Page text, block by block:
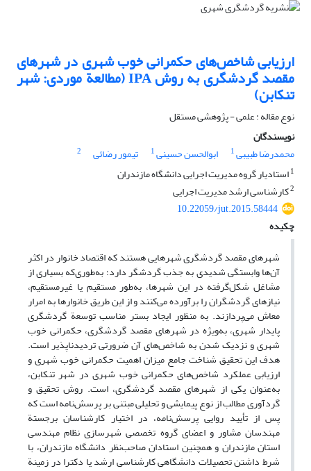
ارزیابی شاخص‌های حکمرانی خوب شهری در شهرهای
مقصد گردشگری به روش IPA (مطالعة موردی: شهر
تنکابن)
نوع مقاله : علمی - پژوهشی مستقل
نویسندگان
محمدرضا طبیبی1 ابوالحسن حسینی1 تیمور رضائی
2
1استادیار گروه مدیریت اجرایی دانشگاه مازندران
2کارشناسی ارشد مدیریت اجرایی
10.22059/jut.2015.58444
چکیده
شهرهای مقصد گردشگری شهرهایی هستند که اقتصاد خانوار در اکثر
آن‌ها وابستگی شدیدی به جذب گردشگر دارد؛ به‌طوری‌که بسیاری از
مشاغل شکل‌گرفته در این شهرها، به‌طور مستقیم یا غیرمستقیم،
نیازهای گردشگران را برآورده می‌کنند و از این طریق خانوار‌ها به امرار
معاش می‌پردازند. به منظور ایجاد بستر مناسب توسعة گردشگری
پایدار شهری، به‌ویژه در شهرهای مقصد گردشگری، حکمرانی خوب
شهری و نزدیک شدن به شاخص‌های آن ضرورتی تردیدناپذیر است.
هدف این تحقیق شناخت جامع میزان اهمیت حکمرانی خوب شهری و
ارزیابی عملکرد شاخص‌های حکمرانی خوب شهری در شهر تنکابن،
به‌عنوان یکی از شهرهای مقصد گردشگری، است. روش تحقیق و
گردآوری مطالب از نوع پیمایشی و تحلیلی مبتنی بر پرسش‌نامه است که
پس از تأیید روایی پرسش‌نامه، در اختیار کارشناسان برجستة
مهندسان مشاور و اعضای گروه تخصصی شهرسازی نظام مهندسی
استان مازندران و همچنین استادان صاحب‌نظر دانشگاه مازندران، با
شرط داشتن تحصیلات دانشگاهی کارشناسی ارشد یا دکترا در زمینة